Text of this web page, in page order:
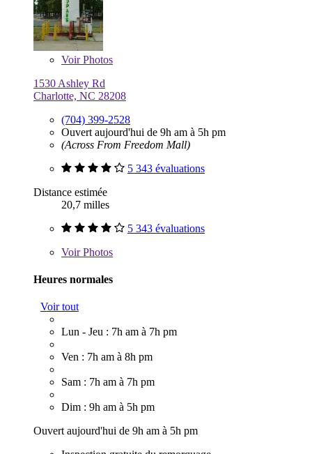
VoirPhotos
1530 Ashley Rd
Charlotte, NC 28208
(704) 399-2528
Ouvert aujourd'hui de 9h am à 5h pm
(Across From Freedom Mall)
5 343 évaluations
Distance estimée
20,7 milles
5 343 évaluations
VoirPhotos
Heures normales
Voir tout
Lun - Jeu : 7h am à 7h pm
Ven : 7h am à 8h pm
Sam : 7h am à 7h pm
Dim : 9h am à 5h pm
Ouvert aujourd'hui de 9h am à 5h pm